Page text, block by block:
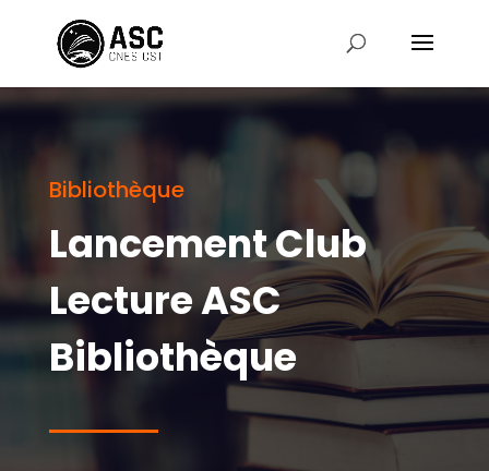
Bibliothèque
Lancement Club
Lecture ASC
Bibliothèque